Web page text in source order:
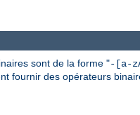
sont de la forme "-[a-
fournir des opérateurs